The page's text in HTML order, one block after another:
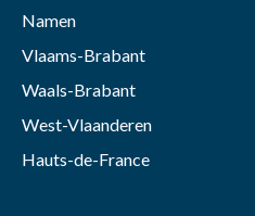
Namen
Vlaams-Brabant
Waals-Brabant
West-Vlaanderen
Hauts-de-France